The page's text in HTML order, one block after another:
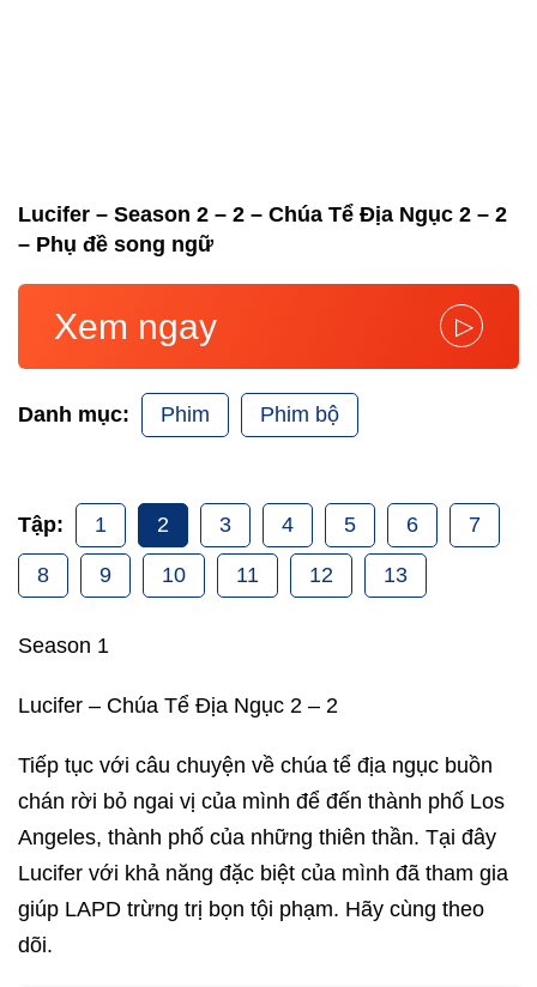
Lucifer – Season 2 – 2 – Chúa Tể Địa Ngục 2 – 2
– Phụ đề song ngữ
Danh mục: Phim Phim bộ
Xem ngay ▷
Tập: 1 2 3 4 5 6 7
8 9 10 11 12 13
Season 1
Lucifer – Chúa Tể Địa Ngục 2 – 2
Tiếp tục với câu chuyện về chúa tể địa ngục buồn
chán rời bỏ ngai vị của mình để đến thành phố Los
Angeles, thành phố của những thiên thần. Tại đây
Lucifer với khả năng đặc biệt của mình đã tham gia
giúp LAPD trừng trị bọn tội phạm. Hãy cùng theo
dõi.